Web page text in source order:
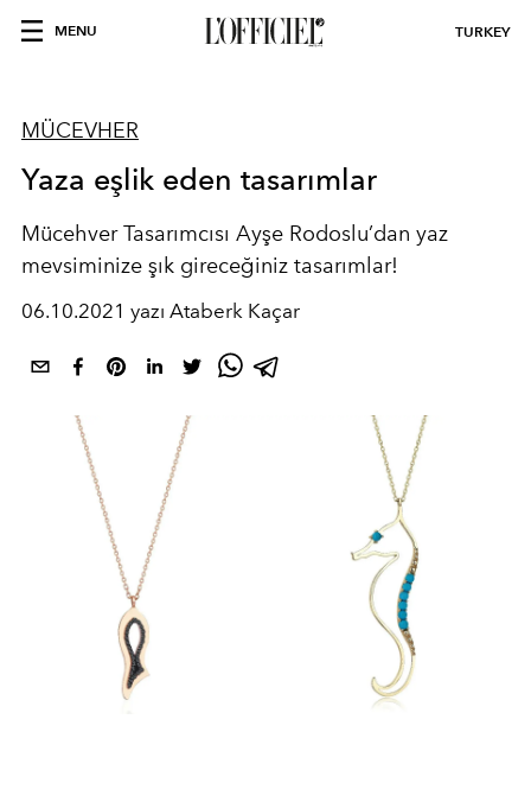
MENU TURKEY
MÜCEVHER
Yaza eşlik eden tasarımlar
Mücehver Tasarımcısı Ayşe Rodoslu’dan yaz
mevsiminize şık gireceğiniz tasarımlar!
06.10.2021 yazı Ataberk Kaçar